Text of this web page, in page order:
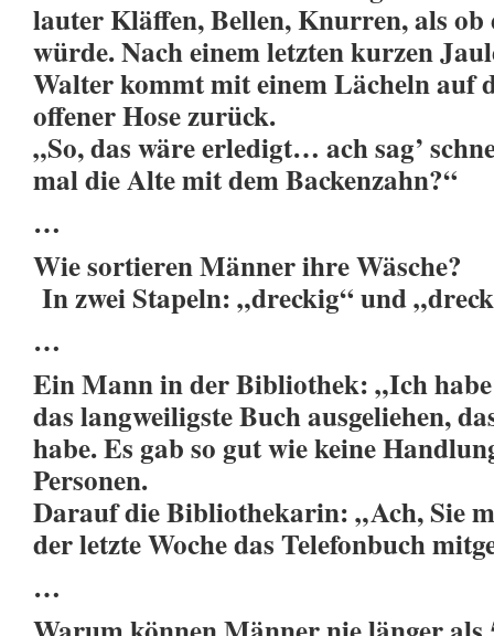
lauter Kläffen, Bellen, Knurren, als
würde. Nach einem letzten kurzen
Walter kommt mit einem Lächeln auf
offener Hose zurück.
„So, das wäre erledigt… ach sag’
mal die Alte mit dem Backenzahn?“
…
Wie sortieren Männer ihre Wäsche?
In zwei Stapeln: „dreckig“ und
…
Ein Mann in der Bibliothek: „Ich
das langweiligste Buch ausgeliehen,
habe. Es gab so gut wie keine
Personen.
Darauf die Bibliothekarin: „Ach, Sie
der letzte Woche das Telefonbuch
…